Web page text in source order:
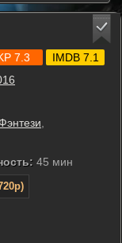
45 мин
7.3 IMDB 7.1